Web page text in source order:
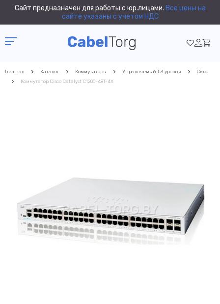
Сайт предназначен для работы с юр.лицами. Все цены на
сайте указаны с учетом НДС
Главная Каталог Коммутаторы Управляемый L3 уровня
Cisco
Коммутатор Cisco Catalyst C1200-48T-4X